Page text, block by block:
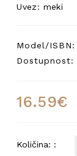
Uvez: meki
Model/ISBN:
Dostupnost:
16.59€
Količina: :